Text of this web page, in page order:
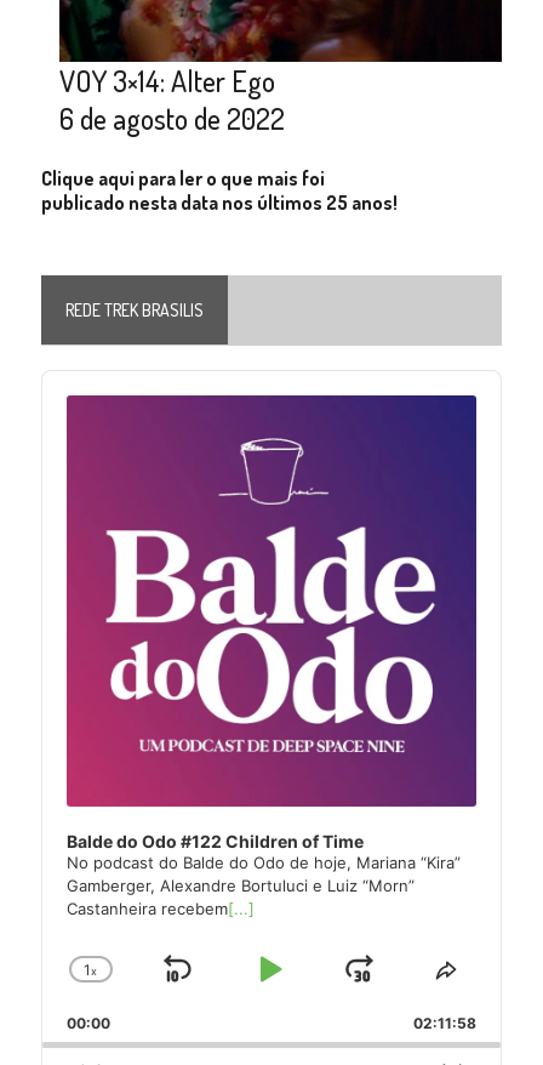
VOY 3×14: Alter Ego
6 de agosto de 2022
Clique aqui para ler o que mais foi
publicado nesta data nos últimos 25 anos!
REDE TREK BRASILIS
Audio
Player
Balde do Odo #122 Children of Time
No podcast do Balde do Odo de hoje, Mariana “Kira”
Gamberger, Alexandre Bortuluci e Luiz “Morn”
Castanheira recebem[...]
Change
Rate
1x
Skip
Play
Jump
Forward
Share
Episode
00:00 02:11:58